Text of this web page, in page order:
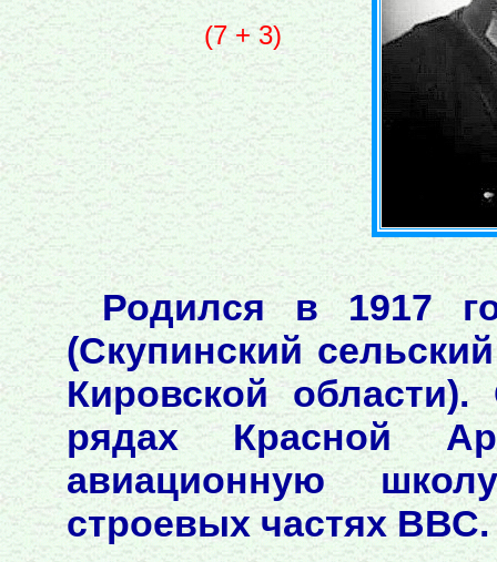
(7 + 3)
Родился в 1917
(Скупинский
Кировской
рядах Красной
авиационную
строевых частях ВВС.